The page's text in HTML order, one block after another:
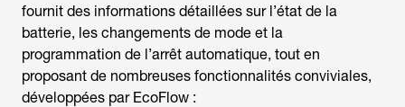
fournit des informations détaillées sur l’état de la
batterie, les changements de mode et la
programmation de l’arrêt automatique, tout en
proposant de nombreuses fonctionnalités conviviales,
développées par EcoFlow :